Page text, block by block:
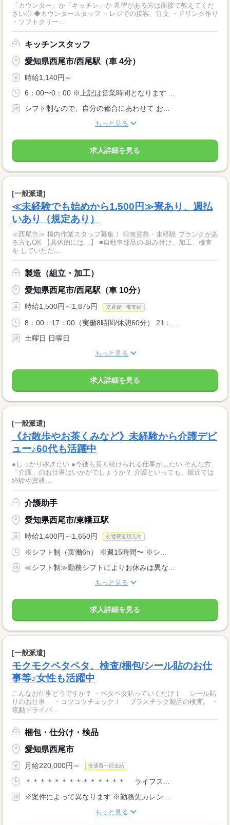
「カウンター」か「キッチン」か 希望がある方は面接で教えてくだ
さい◎ ◆カウンタースタッフ ・レジでの接客、注文 ・ドリンク作り
・ソフトクリー...
キッチンスタッフ
愛知県西尾市/西尾駅（車 4分）
時給1,140円～
6：00〜0：00 ※上記は営業時間となります ...
シフト制なので、自分の都合にあわせて お...
もっと見る
求人詳細を見る
[一般派遣]
≪未経験でも始めから1.500円≫寮あり、週払
いあり（規定あり）
≪西尾市≫ 構内作業スタッフ募集！ ◎無資格・未経験 ブランクがあ
る方もOK 【具体的には…】 ■自動車部品の 組み付け、加工、検査
を していただ...
製造（組立・加工）
愛知県西尾市/西尾駅（車 10分）
時給1,500円～1,875円 交通費一部支給
8：00：17：00（実働8時間/休憩60分） 21：...
土曜日 日曜日
もっと見る
求人詳細を見る
[一般派遣]
《お散歩やお茶くみなど》未経験から介護デビ
ュー♪60代も活躍中
●しっかり稼ぎたい ●今後も長く続けられる仕事がしたい そんな方、
「介護」のお仕事はいかがでしょうか？ 介護といっても、最近では
経験や資格...
介護助手
愛知県西尾市/東幡豆駅
時給1,400円～1,650円 交通費全額支給
※シフト制（実働6h） ※週15時間〜 ※シ...
≪シフト制≫勤務シフトによりお休みは異な...
もっと見る
求人詳細を見る
[一般派遣]
モクモクペタペタ、検査/梱包/シール貼のお仕
事等♪女性も活躍中
こんなお仕事どうですか？ ・ペタペタ貼っていくだけ！ シール貼
りのお仕事。 ・コツコツチェック！ プラスチック製品の検査。 ・
電動ドライバ...
梱包・仕分け・検品
愛知県西尾市
月給220,000円～ 交通費一部支給
＊＊＊＊＊＊＊＊＊＊＊＊＊＊ ライフス...
※案件によって異なります ※勤務先カレン...
もっと見る